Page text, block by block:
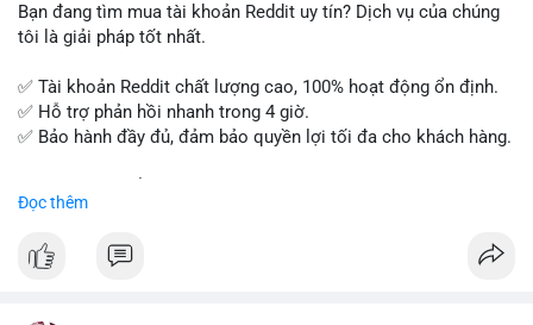
Bạn đang tìm mua tài khoản Reddit uy tín? Dịch vụ của chúng
tôi là giải pháp tốt nhất.
✅ Tài khoản Reddit chất lượng cao, 100% hoạt động ổn định.
✅ Hỗ trợ phản hồi nhanh trong 4 giờ.
✅ Bảo hành đầy đủ, đảm bảo quyền lợi tối đa cho khách hàng.
📞 WhatsApp: +1 660 215-8938
📧 Email: localpvashop@gmail.com
Đọc thêm